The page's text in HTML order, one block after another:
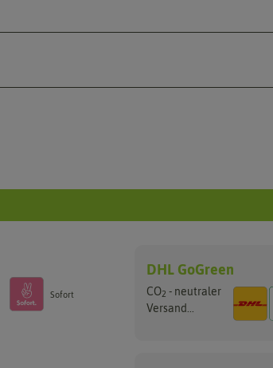
Sofort
DHL GoGreen
CO2 - neutraler
Versand...